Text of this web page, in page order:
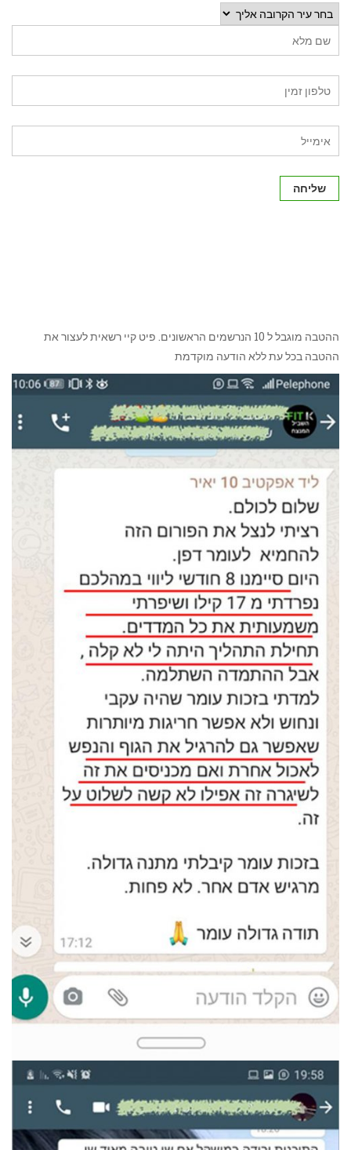
שליחה
ההטבה מוגבל ל 10 הנרשמים הראשונים. פיט קיי רשאית לעצור את
ההטבה בכל עת ללא הודעה מוקדמת